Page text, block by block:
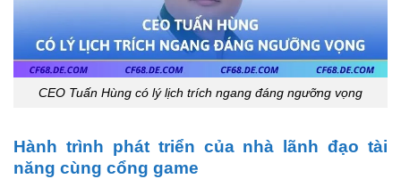
CEO Tuấn Hùng có lý lịch trích ngang đáng ngưỡng vọng
Hành trình phát triển của nhà lãnh đạo tài
năng cùng cổng game